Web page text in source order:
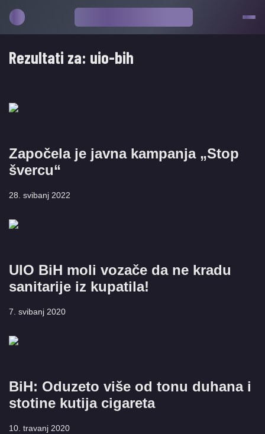
Rezultati za: uio-bih
Započela je javna kampanja „Stop
švercu“
28. svibanj 2022
UIO BiH moli vozače da ne kradu
sanitarije iz kupatila!
7. svibanj 2020
BiH: Oduzeto više od tonu duhana i
stotine kutija cigareta
10. travanj 2020